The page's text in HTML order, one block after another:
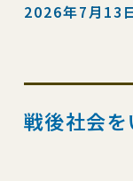
2026年7月13
戦後社会